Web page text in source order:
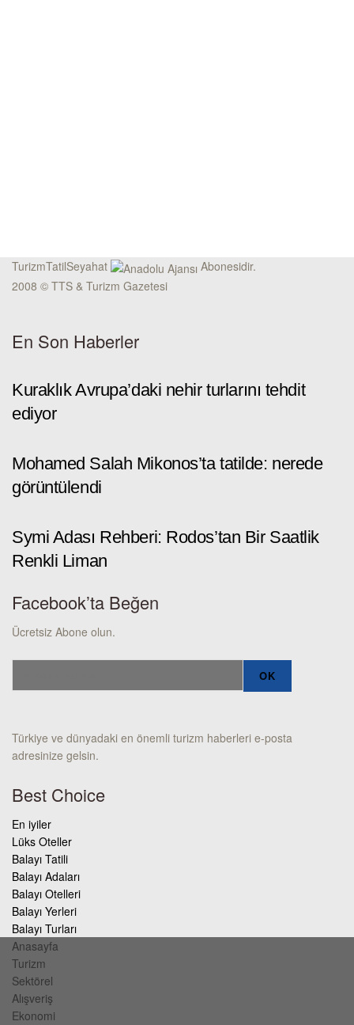
TurizmTatilSeyahat
Abonesidir.
2008 © TTS & Turizm Gazetesi
En Son Haberler
Kuraklık Avrupa’daki nehir turlarını tehdit
ediyor
Mohamed Salah Mikonos’ta tatilde: nerede
görüntülendi
Symi Adası Rehberi: Rodos’tan Bir Saatlik
Renkli Liman
Facebook’ta Beğen
Ücretsiz Abone olun.
Türkiye ve dünyadaki en önemli turizm haberleri e-posta
adresinize gelsin.
Best Choice
En iyiler
Lüks Oteller
Balayı Tatili
Balayı Adaları
Balayı Otelleri
Balayı Yerleri
Balayı Turları
Anasayfa
Turizm
Sektörel
Alışveriş
Ekonomi